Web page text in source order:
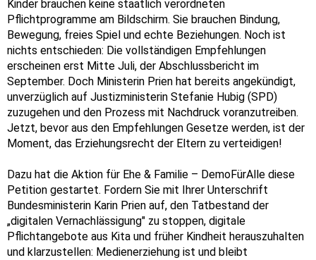
Kinder brauchen keine staatlich verordneten
Pflichtprogramme am Bildschirm. Sie brauchen Bindung,
Bewegung, freies Spiel und echte Beziehungen. Noch ist
nichts entschieden: Die vollständigen Empfehlungen
erscheinen erst Mitte Juli, der Abschlussbericht im
September. Doch Ministerin Prien hat bereits angekündigt,
unverzüglich auf Justizministerin Stefanie Hubig (SPD)
zuzugehen und den Prozess mit Nachdruck voranzutreiben.
Jetzt, bevor aus den Empfehlungen Gesetze werden, ist der
Moment, das Erziehungsrecht der Eltern zu verteidigen!
Dazu hat die Aktion für Ehe & Familie – DemoFürAlle diese
Petition gestartet. Fordern Sie mit Ihrer Unterschrift
Bundesministerin Karin Prien auf, den Tatbestand der
„digitalen Vernachlässigung" zu stoppen, digitale
Pflichtangebote aus Kita und früher Kindheit herauszuhalten
und klarzustellen: Medienerziehung ist und bleibt